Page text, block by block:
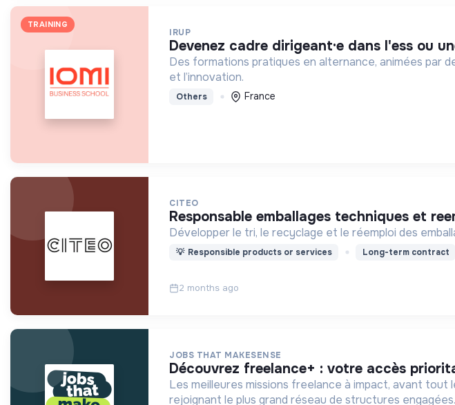
TRAINING
IRUP
devenez cadre dirigeant·e dans l'ess ou
Des formations pratiques en alternance, animées par
et l’innovation.
Others France
CITEO
responsable emballages techniques et
Développer le tri, le recyclage et le réemploi des
💡 Responsible products or services Long-term contract
2 months ago
JOBS THAT MAKESENSE
découvrez freelance+ : votre accès
Les meilleures missions freelance à impact, avant
rejoignant le plus grand réseau de structures engagées.